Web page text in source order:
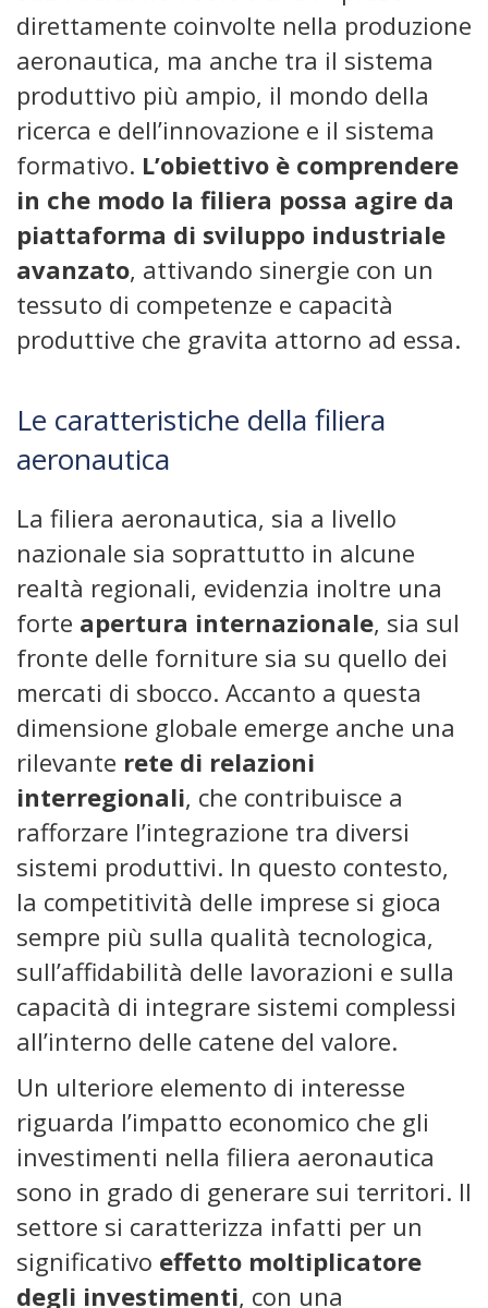
direttamente coinvolte nella produzione
aeronautica, ma anche tra il sistema
produttivo più ampio, il mondo della
ricerca e dell’innovazione e il sistema
formativo. L’obiettivo è comprendere
in che modo la filiera possa agire da
piattaforma di sviluppo industriale
avanzato, attivando sinergie con un
tessuto di competenze e capacità
produttive che gravita attorno ad essa.
Le caratteristiche della filiera
aeronautica
La filiera aeronautica, sia a livello
nazionale sia soprattutto in alcune
realtà regionali, evidenzia inoltre una
forte apertura internazionale, sia sul
fronte delle forniture sia su quello dei
mercati di sbocco. Accanto a questa
dimensione globale emerge anche una
rilevante rete di relazioni
interregionali, che contribuisce a
rafforzare l’integrazione tra diversi
sistemi produttivi. In questo contesto,
la competitività delle imprese si gioca
sempre più sulla qualità tecnologica,
sull’affidabilità delle lavorazioni e sulla
capacità di integrare sistemi complessi
all’interno delle catene del valore.
Un ulteriore elemento di interesse
riguarda l’impatto economico che gli
investimenti nella filiera aeronautica
sono in grado di generare sui territori. Il
settore si caratterizza infatti per un
significativo effetto moltiplicatore
degli investimenti, con una